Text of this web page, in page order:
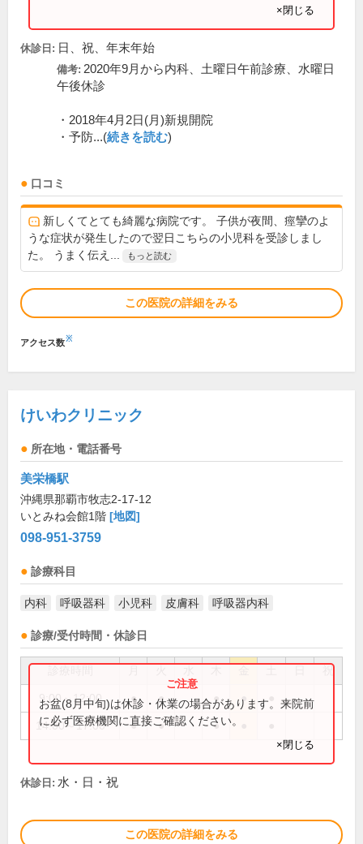
×閉じる
休診日: 日、祝、年末年始
備考: 2020年9月から内科、土曜日午前診療、水曜日
午後休診
・2018年4月2日(月)新規開院
・予防...(続きを読む)
口コミ
新しくてとても綺麗な病院です。 子供が夜間、痙攣のよ
うな症状が発生したので翌日こちらの小児科を受診しまし
た。 うまく伝え...
もっと読む
この医院の詳細をみる
アクセス数※
けいわクリニック
所在地・電話番号
美栄橋駅
沖縄県那覇市牧志2-17-12
いとみね会館1階 [地図]
098-951-3759
診療科目
内科 呼吸器科 小児科 皮膚科 呼吸器内科
診療/受付時間・休診日
祝
9:00～12:00 ● ● ● ●
14:00～17:00 ● ● ●
お盆(8月中旬)は休診・休業の場合があります。来院前
に必ず医療機関に直接ご確認ください。
×閉じる
休診日: 水・日・祝
この医院の詳細をみる